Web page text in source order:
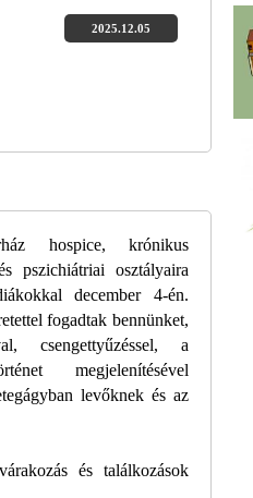
2025.12.05
hospice, krónikus
pszichiátriai osztályaira
december 4-én.
fogadtak bennünket,
csengettyűzéssel, a
megjelenítésével
levőknek és az
és találkozások